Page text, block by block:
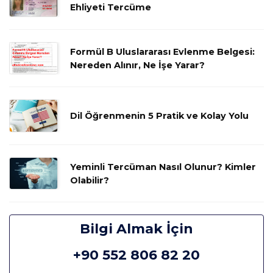
Ehliyeti Tercüme
Formül B Uluslararası Evlenme Belgesi:
Nereden Alınır, Ne İşe Yarar?
Dil Öğrenmenin 5 Pratik ve Kolay Yolu
Yeminli Tercüman Nasıl Olunur? Kimler
Olabilir?
Bilgi Almak İçin
+90 552 806 82 20